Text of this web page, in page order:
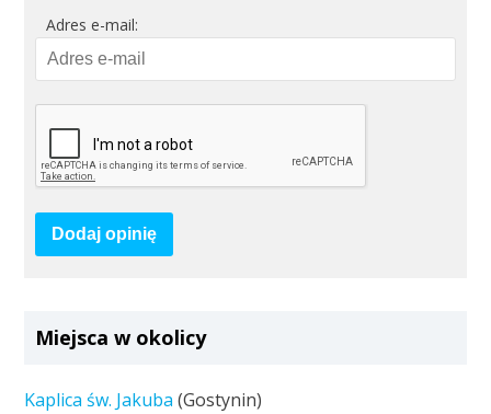
Adres e-mail:
Dodaj opinię
Miejsca w okolicy
Kaplica św. Jakuba (Gostynin)